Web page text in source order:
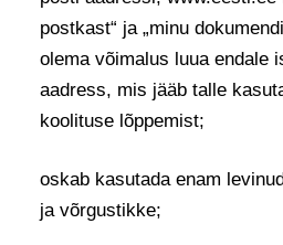
postkast“ ja „minu
olema võimalus luua endale
aadress, mis jääb talle
koolituse lõppemist;
oskab kasutada enam
ja võrgustikke;